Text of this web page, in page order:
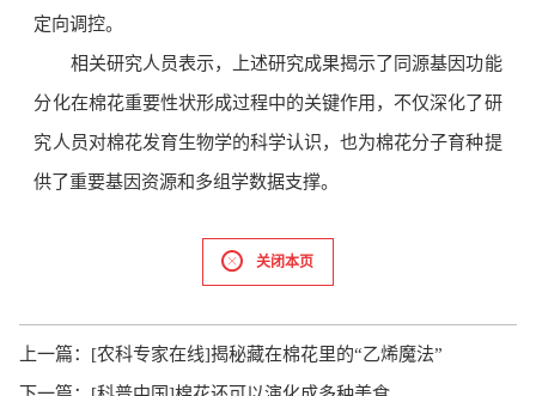
定向调控。
相关研究人员表示，上述研究成果揭示了同源基因功能
分化在棉花重要性状形成过程中的关键作用，不仅深化了研
究人员对棉花发育生物学的科学认识，也为棉花分子育种提
供了重要基因资源和多组学数据支撑。
关闭本页
上一篇： [农科专家在线]揭秘藏在棉花里的“乙烯魔法”